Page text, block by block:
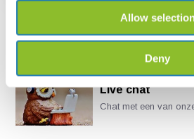
Allow
Deny
Live chat
Chat met een van